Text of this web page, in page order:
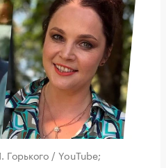
/ YouTube;